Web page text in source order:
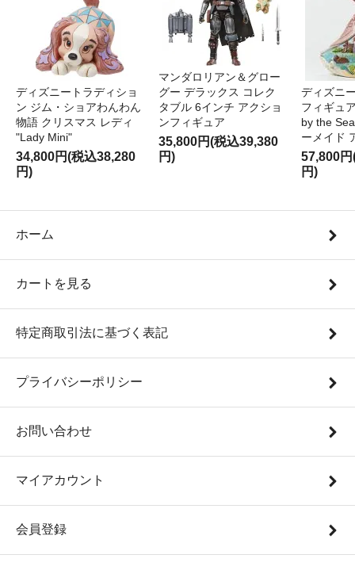
ディズニートラディショ
ン ジム・ショアわんわん
物語 クリスマス レディ
"Lady Mini"
34,800円(税込38,280
円)
マンダロリアン＆グロー
グー デラックス コレク
タブル 6インチ アクショ
ンフィギュア
35,800円(税込39,380
円)
ディズニ
フィギュ
by the
ーメイド
57,800
円)
ホーム
カートを見る
特定商取引法に基づく表記
プライバシーポリシー
お問い合わせ
マイアカウント
会員登録